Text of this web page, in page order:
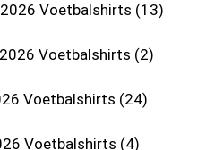
Voetbalshirts 13
Voetbalshirts 2
Voetbalshirts 24
Voetbalshirts 4